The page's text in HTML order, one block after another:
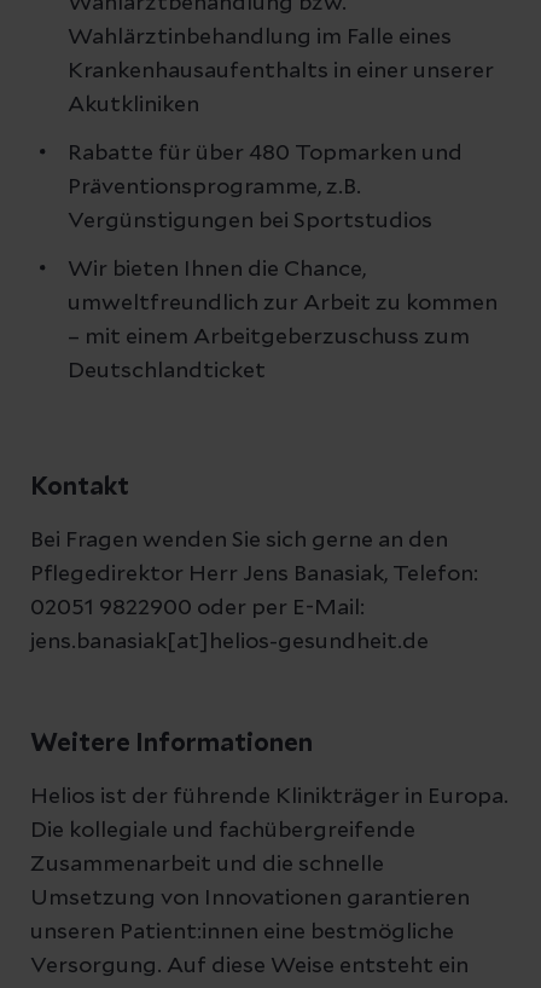
Wahlärztinbehandlung im Falle eines
Krankenhausaufenthalts in einer unserer
Akutkliniken
Rabatte für über 480 Topmarken und
Präventionsprogramme, z.B.
Vergünstigungen bei Sportstudios
Wir bieten Ihnen die Chance,
umweltfreundlich zur Arbeit zu kommen
– mit einem Arbeitgeberzuschuss zum
Deutschlandticket
Kontakt
Bei Fragen wenden Sie sich gerne an den
Pflegedirektor Herr Jens Banasiak, Telefon:
02051 9822900 oder per E-Mail:
jens.banasiak[at]helios-gesundheit.de
Weitere Informationen
Helios ist der führende Klinikträger in Europa.
Die kollegiale und fachübergreifende
Zusammenarbeit und die schnelle
Umsetzung von Innovationen garantieren
unseren Patient:innen eine bestmögliche
Versorgung. Auf diese Weise entsteht ein